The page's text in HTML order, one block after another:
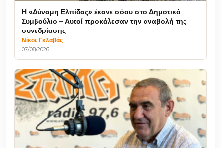
Η «Δύναμη Ελπίδας» έκανε σόου στο Δημοτικό
Συμβούλιο – Αυτοί προκάλεσαν την αναβολή της
συνεδρίασης
Νίκος Γκλαβάς
07/08/2026